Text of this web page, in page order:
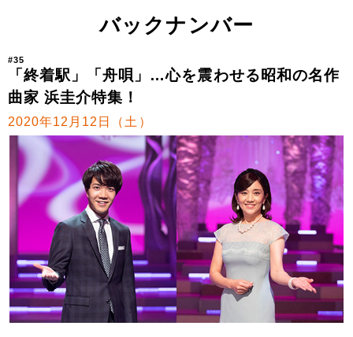
バックナンバー
#35
「終着駅」「舟唄」…心を震わせる昭和の名作
曲家 浜圭介特集！
2020年12月12日（土）